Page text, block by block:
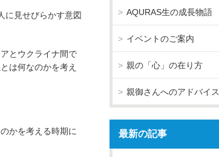
に見せびらかす意図
とウクライナ間で
は何なのかを考え
かを考える時期に
AQURAS生の成長物語
イベントのご案内
親の「心」の在り方
親御さんへのアドバイス
最新の記事